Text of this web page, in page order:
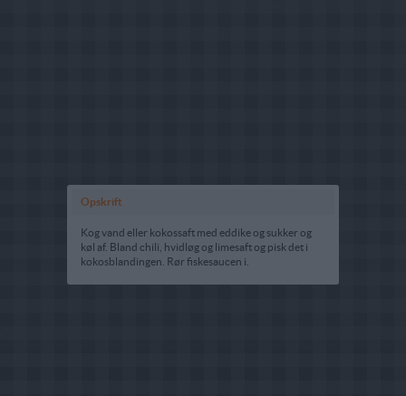
Opskrift
Kog vand eller kokossaft med eddike og sukker og
køl af. Bland chili, hvidløg og limesaft og pisk det i
kokosblandingen. Rør fiskesaucen i.